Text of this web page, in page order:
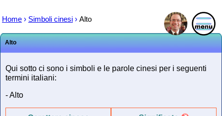
Alto
Qui sotto ci sono i simboli e le parole cinesi per i seguenti
termini italiani:
- Alto
Home › Simboli cinesi › Alto